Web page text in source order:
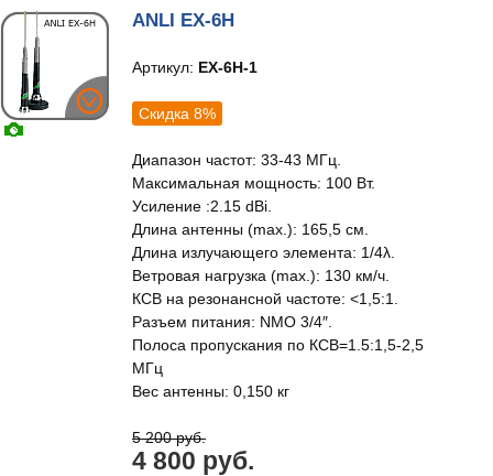
ANLI EX-6H
Артикул: EX-6H-1
Скидка 8%
Диапазон частот: 33-43 МГц.
Максимальная мощность: 100 Вт.
Усиление :2.15 dBi.
Длина антенны (max.): 165,5 см.
Длина излучающего элемента: 1/4λ.
Ветровая нагрузка (max.): 130 км/ч.
КСВ на резонансной частоте: <1,5:1.
Разъем питания: NMO 3/4″.
Полоса пропускания по КСВ=1.5:1,5-2,5
МГц
Вес антенны: 0,150 кг
5 200 руб.
4 800 руб.